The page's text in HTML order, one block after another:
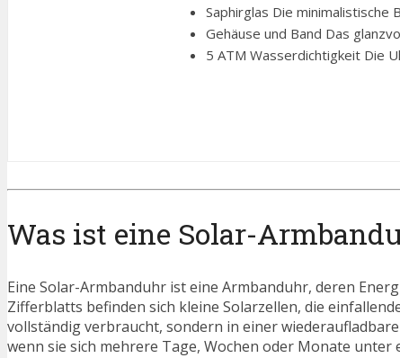
Saphirglas Die minimalistische
Gehäuse und Band Das
5 ATM Wasserdichtigkeit Die
Was ist eine Solar-
Eine Solar-Armbanduhr ist eine Armbanduhr, deren
Zifferblatts befinden sich kleine Solarzellen, die
vollständig verbraucht, sondern in einer
wenn sie sich mehrere Tage, Wochen oder Monate